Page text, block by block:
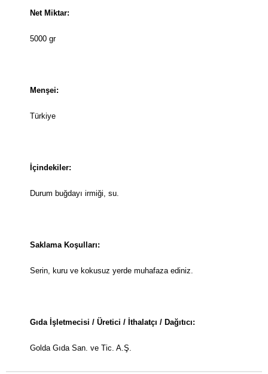
Net Miktar:
5000 gr
Menşei:
Türkiye
İçindekiler:
Durum buğdayı irmiği, su.
Saklama Koşulları:
Serin, kuru ve kokusuz yerde muhafaza ediniz.
Gıda İşletmecisi / Üretici / İthalatçı / Dağıtıcı:
Golda Gıda San. ve Tic. A.Ş.